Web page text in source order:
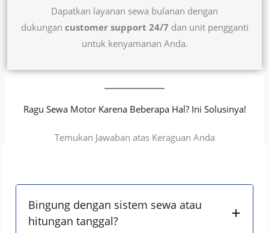
Dapatkan layanan sewa bulanan dengan
dukungan customer support 24/7 dan unit pengganti
untuk kenyamanan Anda.
Ragu Sewa Motor Karena Beberapa Hal? Ini Solusinya!
Temukan Jawaban atas Keraguan Anda
Bingung dengan sistem sewa atau
hitungan tanggal?